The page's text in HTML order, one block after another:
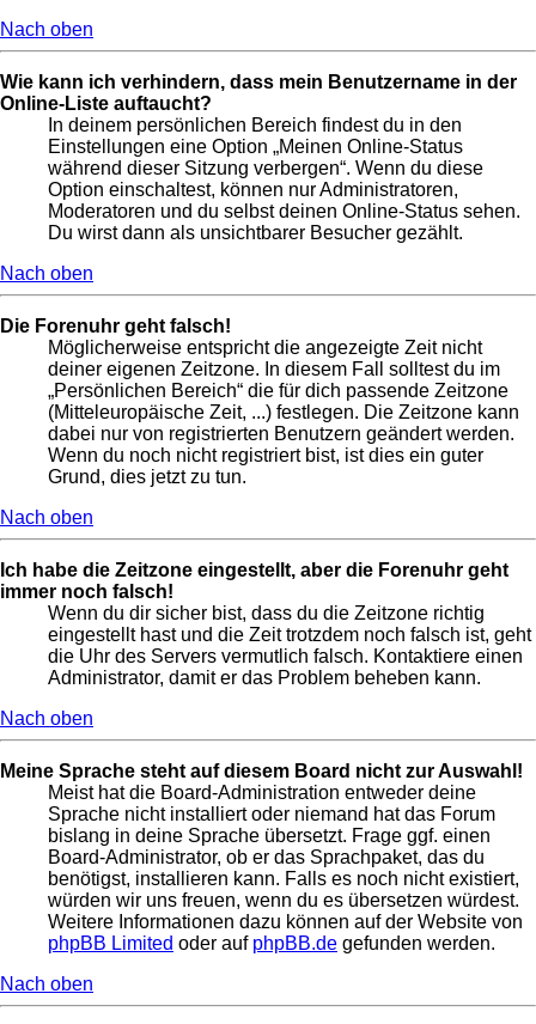
Nach oben
Wie kann ich verhindern, dass mein Benutzername in der
Online-Liste auftaucht?
In deinem persönlichen Bereich findest du in den
Einstellungen eine Option „Meinen Online-Status
während dieser Sitzung verbergen“. Wenn du diese
Option einschaltest, können nur Administratoren,
Moderatoren und du selbst deinen Online-Status sehen.
Du wirst dann als unsichtbarer Besucher gezählt.
Nach oben
Die Forenuhr geht falsch!
Möglicherweise entspricht die angezeigte Zeit nicht
deiner eigenen Zeitzone. In diesem Fall solltest du im
„Persönlichen Bereich“ die für dich passende Zeitzone
(Mitteleuropäische Zeit, ...) festlegen. Die Zeitzone kann
dabei nur von registrierten Benutzern geändert werden.
Wenn du noch nicht registriert bist, ist dies ein guter
Grund, dies jetzt zu tun.
Nach oben
Ich habe die Zeitzone eingestellt, aber die Forenuhr geht
immer noch falsch!
Wenn du dir sicher bist, dass du die Zeitzone richtig
eingestellt hast und die Zeit trotzdem noch falsch ist, geht
die Uhr des Servers vermutlich falsch. Kontaktiere einen
Administrator, damit er das Problem beheben kann.
Nach oben
Meine Sprache steht auf diesem Board nicht zur Auswahl!
Meist hat die Board-Administration entweder deine
Sprache nicht installiert oder niemand hat das Forum
bislang in deine Sprache übersetzt. Frage ggf. einen
Board-Administrator, ob er das Sprachpaket, das du
benötigst, installieren kann. Falls es noch nicht existiert,
würden wir uns freuen, wenn du es übersetzen würdest.
Weitere Informationen dazu können auf der Website von
phpBB Limited oder auf phpBB.de gefunden werden.
Nach oben